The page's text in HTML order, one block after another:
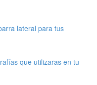
lateral para tus
que utilizaras en tu